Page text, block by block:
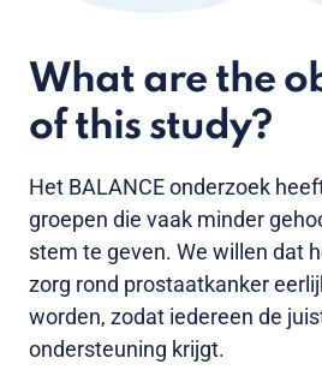
What are the
of this study?
Het BALANCE onderzoek
groepen die vaak minder
stem te geven. We willen dat
zorg rond prostaatkanker
worden, zodat iedereen de
ondersteuning krijgt.